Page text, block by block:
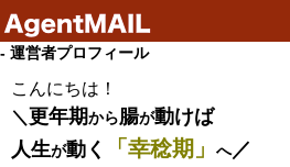
- 運営者プロフィール
こんにちは！
＼ 更年期から腸が動けば
人生が動く 「幸稔期」 へ／